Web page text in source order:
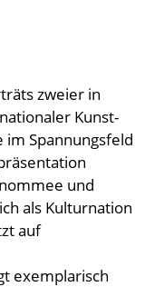
zweier in
Kunst-
Spannungsfeld
und
als Kulturnation
auf
exemplarisch